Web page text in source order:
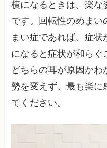
横になるときは、楽な
です。回転性のめまい
まい症であれば、症
になると症状が和らぐ
どちらの耳が原因か
勢を変えず、最も楽に
てください。